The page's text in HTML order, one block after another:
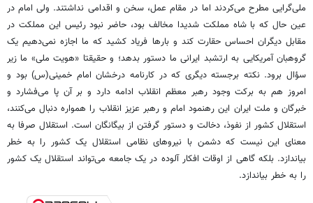
ملی‌گرایی مطرح می‌کردند اما در مقام عمل، سخن و اقدامی نداشتند. ولی امام در
عین حال که با شاه مملکت شدیدا مخالف بود، حاضر نبود رئیس این مملکت در
مقابل دیگران احساس حقارت کند و بارها فریاد کشید که ما اجازه نمی‌دهیم یک
گروهبان آمریکایی به ارتشبد ایرانی ما دستور بدهد؛ و حقیقتا «هویت ملی» ما زیر
سؤال برود. نکته برجسته دیگری که در کارنامه درخشان امام خمینی(س) بود و
امروز هم به برکت وجود رهبر معظم انقلاب ادامه دارد و بر آن پا می‌فشارد و
خبرگان و ملت ایران این رهنمود امام و رهبر عزیز انقلاب را همواره دنبال می‌کنند،
استقلال کشور از نفوذ، دخالت و دستور گرفتن از بیگانگان است. استقلال صرفا به
معنای این نیست که دشمن با نیروهای نظامی استقلال یک کشور را به خطر
بیاندازد. بلکه گاهی از اوقات افکار آلوده در یک جامعه می‌تواند استقلال یک کشور
را به خطر بیاندازد.